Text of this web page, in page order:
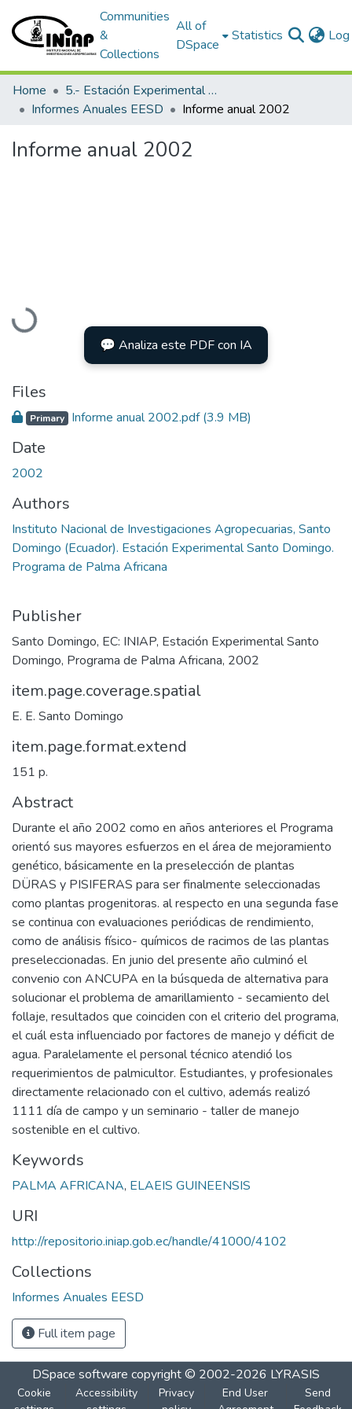
Communities
&
Collections
All of
DSpace
Statistics
Home
5.- Estación Experimental Santo Domingo
Informes Anuales EESD
Informe anual 2002
Informe anual 2002
Loading...
💬 Analiza este PDF con IA
Files
Primary Informe anual 2002.pdf(3.9 MB)
Date
2002
Authors
Instituto Nacional de Investigaciones Agropecuarias, Santo
Domingo (Ecuador). Estación Experimental Santo Domingo.
Programa de Palma Africana
Publisher
Santo Domingo, EC: INIAP, Estación Experimental Santo
Domingo, Programa de Palma Africana, 2002
item.page.coverage.spatial
E. E. Santo Domingo
item.page.format.extend
151 p.
Abstract
Durante el año 2002 como en años anteriores el Programa
orientó sus mayores esfuerzos en el área de mejoramiento
genético, básicamente en la preselección de plantas
DÜRAS y PISIFERAS para ser finalmente seleccionadas
como plantas progenitoras. al respecto en una segunda fase
se continua con evaluaciones periódicas de rendimiento,
como de análisis físico- químicos de racimos de las plantas
preseleccionadas. En junio del presente año culminó el
convenio con ANCUPA en la búsqueda de alternativa para
solucionar el problema de amarillamiento - secamiento del
follaje, resultados que coinciden con el criterio del programa,
el cuál esta influenciado por factores de manejo y déficit de
agua. Paralelamente el personal técnico atendió los
requerimientos de palmicultor. Estudiantes, y profesionales
directamente relacionado con el cultivo, además realizó
1111 día de campo y un seminario - taller de manejo
sostenible en el cultivo.
Keywords
PALMA AFRICANA, ELAEIS GUINEENSIS
URI
http://repositorio.iniap.gob.ec/handle/41000/4102
Collections
Informes Anuales EESD
Full item page
DSpace software copyright © 2002-2026 LYRASIS
Cookie
Accessibility
Privacy
End User
Send